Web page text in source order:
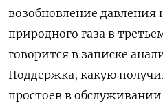
возобновление давления
природного газа в
говорится в записке
Поддержка, какую
простоев в обслуживании